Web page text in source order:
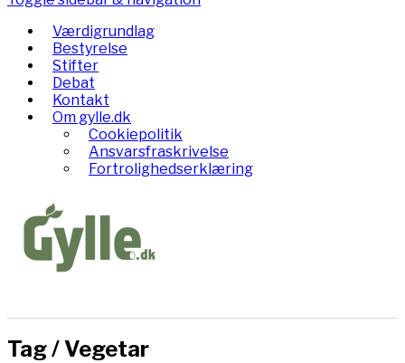
Værdigrundlag
Bestyrelse
Stifter
Debat
Kontakt
Om gylle.dk
Cookiepolitik
Ansvarsfraskrivelse
Fortrolighedserklæring
Tag /Vegetar